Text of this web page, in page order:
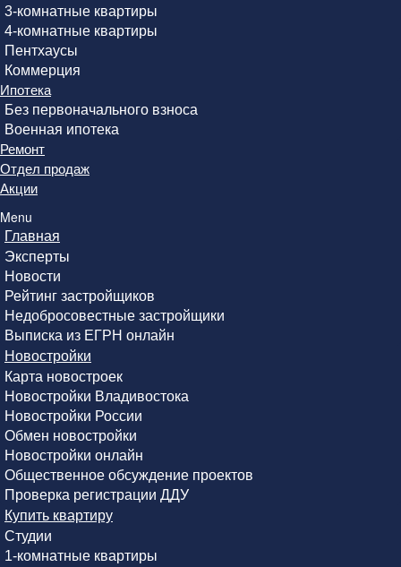
3-комнатные квартиры
4-комнатные квартиры
Пентхаусы
Коммерция
Ипотека
Без первоначального взноса
Военная ипотека
Ремонт
Отдел продаж
Акции
Menu
Главная
Эксперты
Новости
Рейтинг застройщиков
Недобросовестные застройщики
Выписка из ЕГРН онлайн
Новостройки
Карта новостроек
Новостройки Владивостока
Новостройки России
Обмен новостройки
Новостройки онлайн
Общественное обсуждение проектов
Проверка регистрации ДДУ
Купить квартиру
Студии
1-комнатные квартиры